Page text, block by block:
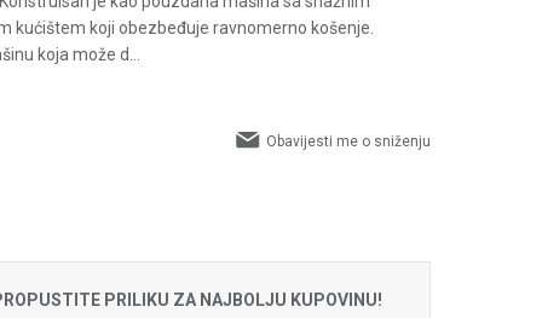
kućištem koji obezbeđuje ravnomerno košenje.
koja može d
Obavijesti me o sniženju
PRILIKU ZA NAJBOLJU KUPOVINU!